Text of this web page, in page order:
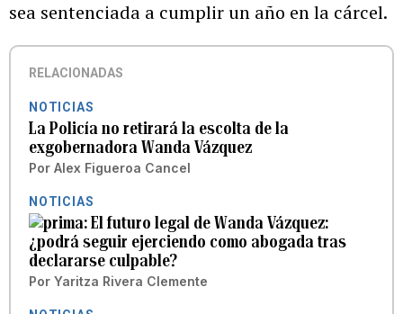
sea sentenciada a cumplir un año en la cárcel.
RELACIONADAS
NOTICIAS
La Policía no retirará la escolta de la
exgobernadora Wanda Vázquez
Por Alex Figueroa Cancel
NOTICIAS
El futuro legal de Wanda Vázquez:
¿podrá seguir ejerciendo como abogada tras
declararse culpable?
Por Yaritza Rivera Clemente